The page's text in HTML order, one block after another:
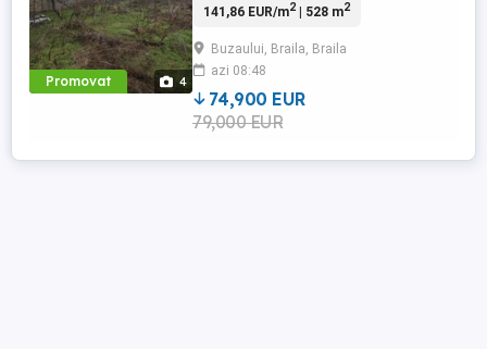
Promovat 4
Utilitati pe teren apa si curent, canalizare ,
POT maxim 50%, CUT maxim 0.65 Pret 83
000 euro Anunt postat de agentia
imobiliara EXPERT ...
141,86 EUR/m2| 528 m2
Buzaului, Braila, Braila
azi 08:48
74,900 EUR
79,000 EUR